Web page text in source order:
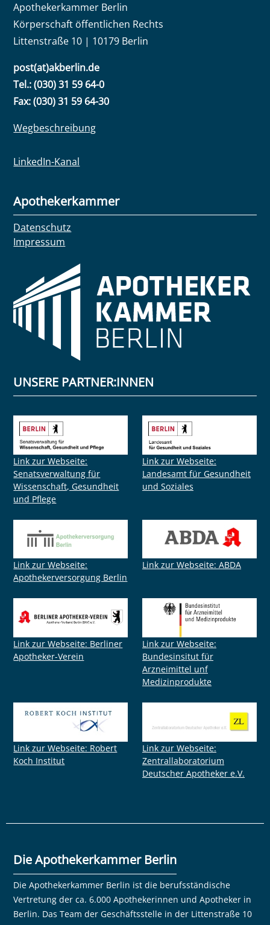
Apothekerkammer Berlin
Körperschaft öffentlichen Rechts
Littenstraße 10 | 10179 Berlin
post(at)akberlin.de
Tel.: (030) 31 59 64-0
Fax: (030) 31 59 64-30
Wegbeschreibung
LinkedIn-Kanal
Apothekerkammer
Datenschutz
Impressum
UNSERE PARTNER:INNEN
Link zur Webseite:
Senatsverwaltung für
Wissenschaft, Gesundheit
und Pflege
Link zur Webseite:
Landesamt für Gesundheit
und Soziales
Link zur Webseite:
Apothekerversorgung Berlin
Link zur Webseite: ABDA
Link zur Webseite: Berliner
Apotheker-Verein
Link zur Webseite:
Bundesinsitut für
Arzneimittel unf
Medizinprodukte
Link zur Webseite: Robert
Koch Institut
Link zur Webseite:
Zentrallaboratorium
Deutscher Apotheker e.V.
Die Apothekerkammer Berlin
Die Apothekerkammer Berlin ist die berufsständische
Vertretung der ca. 6.000 Apothekerinnen und Apotheker in
Berlin. Das Team der Geschäftsstelle in der Littenstraße 10